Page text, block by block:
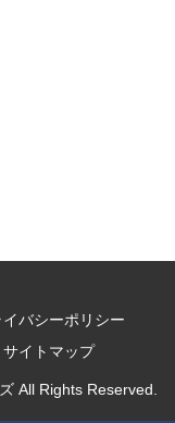
イバシーポリシー
サイトマップ
All Rights Reserved.